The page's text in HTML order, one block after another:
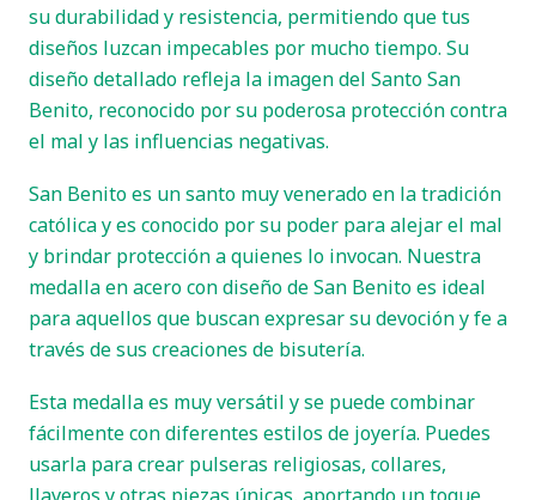
su durabilidad y resistencia, permitiendo que tus
diseños luzcan impecables por mucho tiempo. Su
diseño detallado refleja la imagen del Santo San
Benito, reconocido por su poderosa protección contra
el mal y las influencias negativas.
San Benito es un santo muy venerado en la tradición
católica y es conocido por su poder para alejar el mal
y brindar protección a quienes lo invocan. Nuestra
medalla en acero con diseño de San Benito es ideal
para aquellos que buscan expresar su devoción y fe a
través de sus creaciones de bisutería.
Esta medalla es muy versátil y se puede combinar
fácilmente con diferentes estilos de joyería. Puedes
usarla para crear pulseras religiosas, collares,